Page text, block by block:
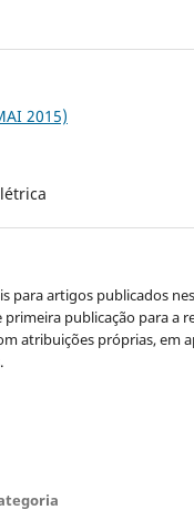
2015)
para artigos publicados
publicação para a
atribuições próprias, em